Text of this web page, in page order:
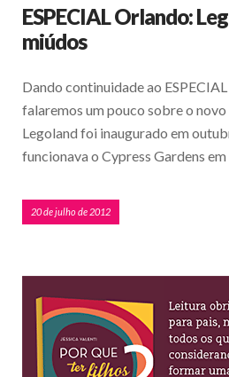
ESPECIAL Orlando:
miúdos
Dando continuidade ao
falaremos um pouco sobre o
Legoland foi inaugurado em
funcionava o Cypress Gardens
20 de julho de 2012